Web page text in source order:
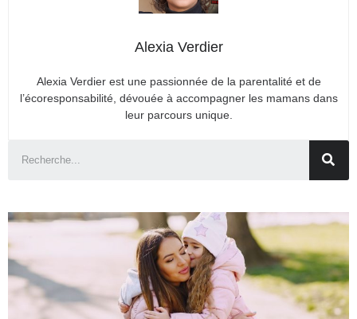
Alexia Verdier
Alexia Verdier est une passionnée de la parentalité et de
l’écoresponsabilité, dévouée à accompagner les mamans dans
leur parcours unique.